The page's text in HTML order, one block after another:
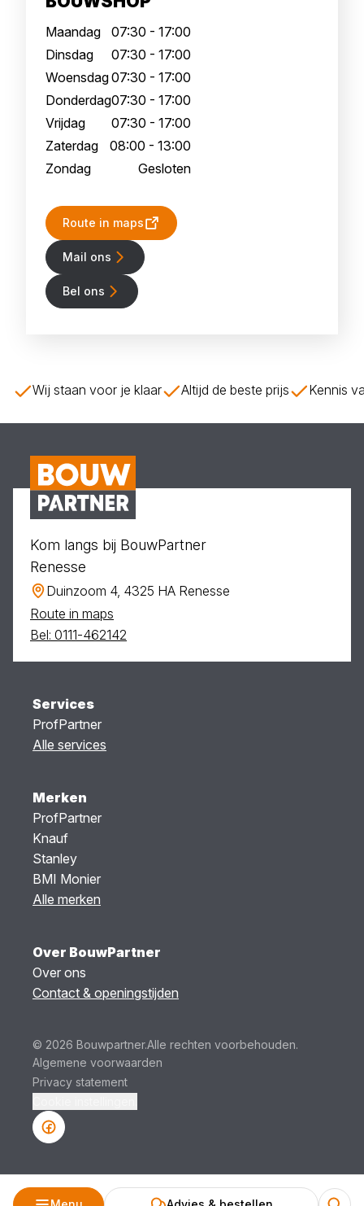
Maandag
07:30 - 17:00
Dinsdag
07:30 - 17:00
Woensdag07:30 - 17:00
Donderdag07:30 - 17:00
Vrijdag
07:30 - 17:00
Zaterdag
08:00 - 13:00
Zondag
Gesloten
Route in maps
Mail ons
Bel ons
Wij staan voor je klaar Altijd de beste prijs Kennis
Kom langs bij BouwPartner
Renesse
Duinzoom 4, 4325 HA Renesse
Route in maps
Bel: 0111-462142
Services
ProfPartner
Alle services
Merken
ProfPartner
Knauf
Stanley
BMI Monier
Alle merken
Over BouwPartner
Over ons
Contact & openingstijden
© 2026 Bouwpartner.Alle rechten voorbehouden.
Algemene voorwaarden
Privacy statement